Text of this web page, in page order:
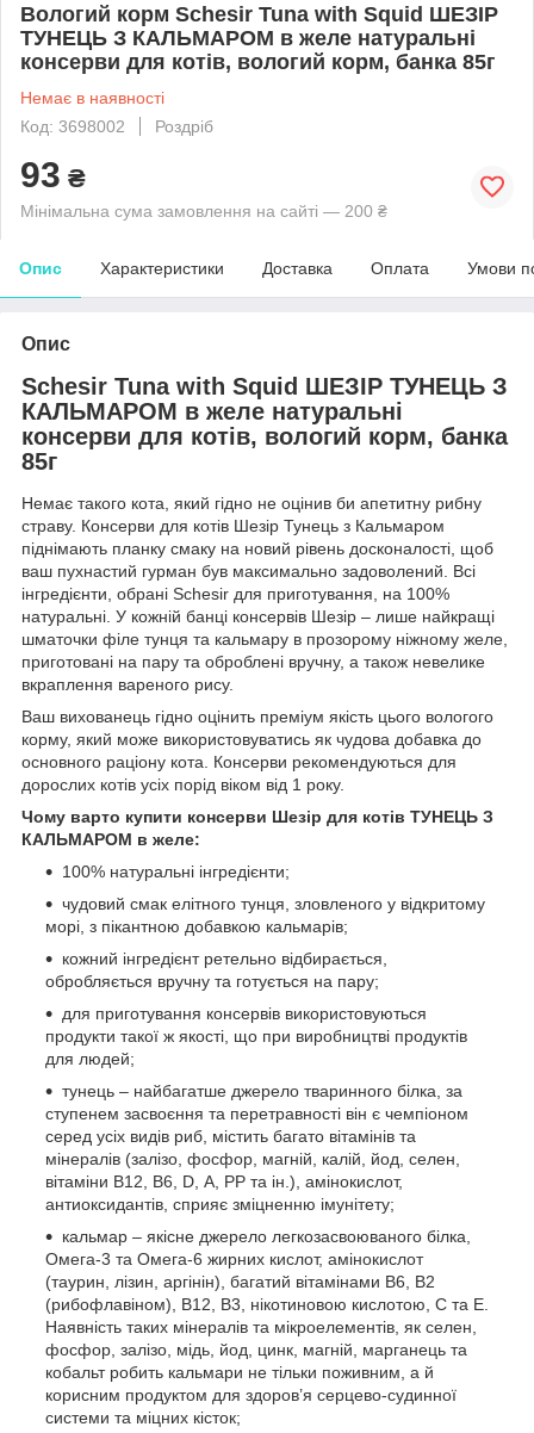
Вологий корм Schesir Tuna with Squid ШЕЗІР
ТУНЕЦЬ З КАЛЬМАРОМ в желе натуральні
консерви для котів, вологий корм, банка 85г
Немає в наявності
Код: 3698002
Роздріб
93 ₴
Мінімальна сума замовлення на сайті — 200 ₴
Опис Характеристики Доставка Оплата Умови
Опис
Schesir Tuna with Squid ШЕЗІР ТУНЕЦЬ З
КАЛЬМАРОМ в желе натуральні
консерви для котів, вологий корм, банка
85г
Немає такого кота, який гідно не оцінив би апетитну рибну
страву. Консерви для котів Шезір Тунець з Кальмаром
піднімають планку смаку на новий рівень досконалості, щоб
ваш пухнастий гурман був максимально задоволений. Всі
інгредієнти, обрані Schesir для приготування, на 100%
натуральні. У кожній банці консервів Шезір – лише найкращі
шматочки філе тунця та кальмару в прозорому ніжному желе,
приготовані на пару та оброблені вручну, а також невелике
вкраплення вареного рису.
Ваш вихованець гідно оцінить преміум якість цього вологого
корму, який може використовуватись як чудова добавка до
основного раціону кота. Консерви рекомендуються для
дорослих котів усіх порід віком від 1 року.
Чому варто купити консерви Шезір для котів ТУНЕЦЬ З
КАЛЬМАРОМ в желе:
100% натуральні інгредієнти;
чудовий смак елітного тунця, зловленого у відкритому
морі, з пікантною добавкою кальмарів;
кожний інгредієнт ретельно відбирається,
обробляється вручну та готується на пару;
для приготування консервів використовуються
продукти такої ж якості, що при виробництві продуктів
для людей;
тунець – найбагатше джерело тваринного білка, за
ступенем засвоєння та перетравності він є чемпіоном
серед усіх видів риб, містить багато вітамінів та
мінералів (залізо, фосфор, магній, калій, йод, селен,
вітаміни В12, В6, D, А, РР та ін.), амінокислот,
антиоксидантів, сприяє зміцненню імунітету;
кальмар – якісне джерело легкозасвоюваного білка,
Омега-3 та Омега-6 жирних кислот, амінокислот
(таурин, лізин, аргінін), багатий вітамінами B6, B2
(рибофлавіном), B12, B3, нікотиновою кислотою, С та E.
Наявність таких мінералів та мікроелементів, як селен,
фосфор, залізо, мідь, йод, цинк, магній, марганець та
кобальт робить кальмари не тільки поживним, а й
корисним продуктом для здоров’я серцево-судинної
системи та міцних кісток;